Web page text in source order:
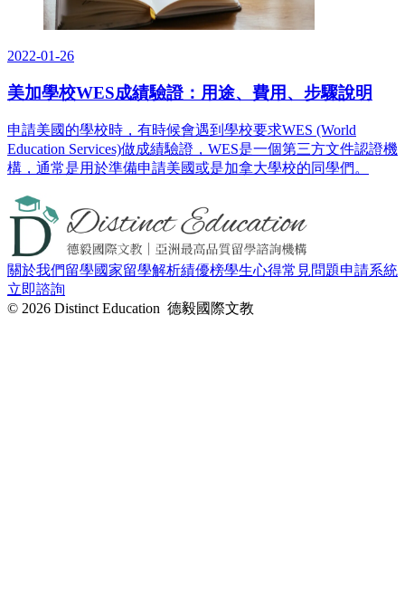
2022-01-26
美加學校WES成績驗證：用途、費用、步驟說明
申請美國的學校時，有時候會遇到學校要求WES (World
Education Services)做成績驗證，WES是一個第三方文件認證機
構，通常是用於準備申請美國或是加拿大學校的同學們。
關於我們留學國家留學解析績優榜學生心得常見問題申請系統
立即諮詢
© 2026 Distinct Education 德毅國際文教